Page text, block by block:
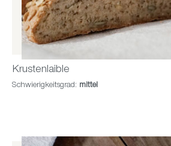
Krustenlaible
Schwierigkeitsgrad: mittel